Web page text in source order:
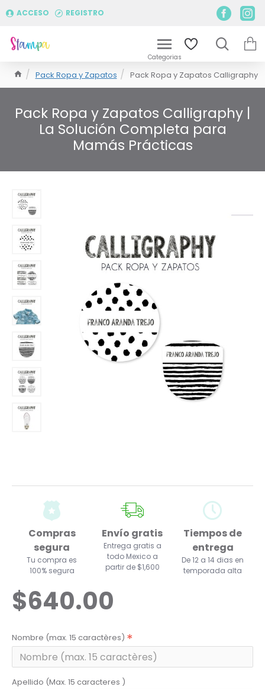
ACCESO REGISTRO
Pack Ropa y Zapatos Pack Ropa y Zapatos Calligraphy
Pack Ropa y Zapatos Calligraphy |
La Solución Completa para
Mamás Prácticas
Compras
segura
Tu compra es
100% segura
Envío gratis
Entrega gratis a
todo Mexico a
partir de $1,600
Tiempos de
entrega
De 12 a 14 dias en
temporada alta
$640.00
Nombre (max. 15 caractères)
Apellido (Max. 15 caracteres )